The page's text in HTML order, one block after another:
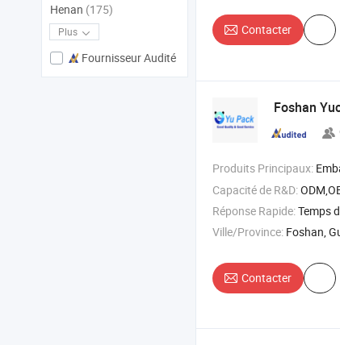
Contacter
Foshan
Produits Principaux:
Capacité de R&D:
Réponse Rapide:Temps
Ville/Province: Foshan,
Contacter
Henan (175)
Plus
Fournisseur Audité